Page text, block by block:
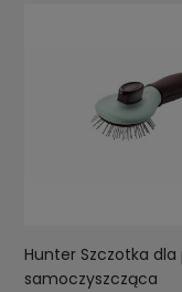
Hunter Szczotka dla
samoczyszcząca